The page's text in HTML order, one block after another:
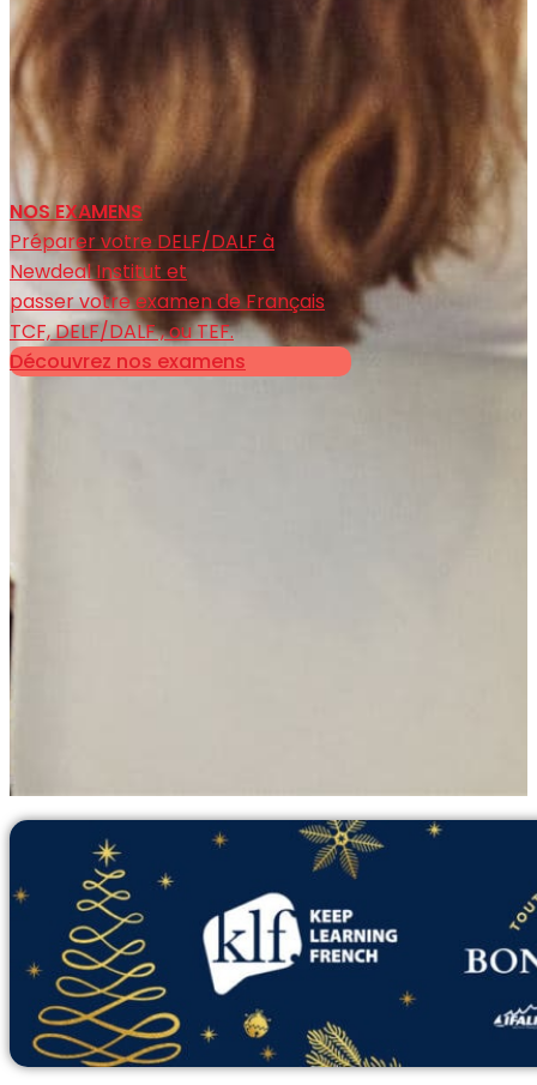
NOS EXAMENS
Préparer votre DELF/DALF à
Newdeal Institut et
passer votre examen de Français
TCF, DELF/DALF , ou TEF.
Découvrez nos examens